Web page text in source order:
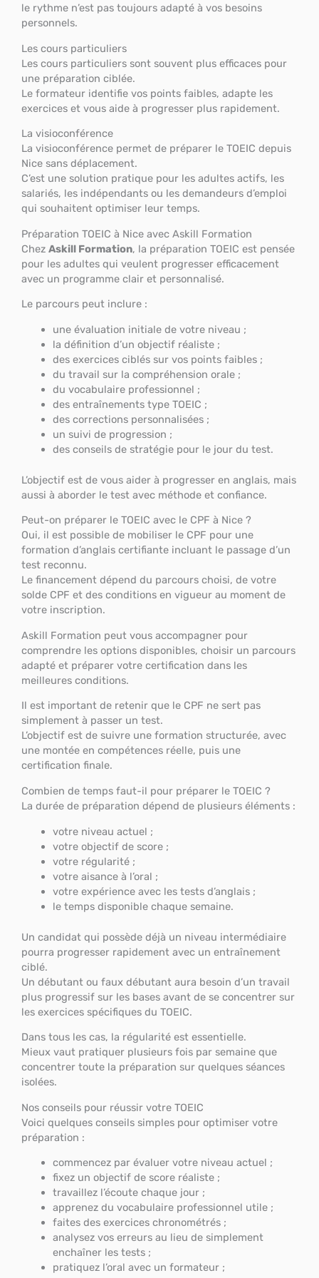
le rythme n’est pas toujours adapté à vos besoins
personnels.
Les cours particuliers
Les cours particuliers sont souvent plus efficaces pour
une préparation ciblée.
Le formateur identifie vos points faibles, adapte les
exercices et vous aide à progresser plus rapidement.
La visioconférence
La visioconférence permet de préparer le TOEIC depuis
Nice sans déplacement.
C’est une solution pratique pour les adultes actifs, les
salariés, les indépendants ou les demandeurs d’emploi
qui souhaitent optimiser leur temps.
Préparation TOEIC à Nice avec Askill Formation
Chez Askill Formation, la préparation TOEIC est pensée
pour les adultes qui veulent progresser efficacement
avec un programme clair et personnalisé.
Le parcours peut inclure :
une évaluation initiale de votre niveau ;
la définition d’un objectif réaliste ;
des exercices ciblés sur vos points faibles ;
du travail sur la compréhension orale ;
du vocabulaire professionnel ;
des entraînements type TOEIC ;
des corrections personnalisées ;
un suivi de progression ;
des conseils de stratégie pour le jour du test.
L’objectif est de vous aider à progresser en anglais, mais
aussi à aborder le test avec méthode et confiance.
Peut-on préparer le TOEIC avec le CPF à Nice ?
Oui, il est possible de mobiliser le CPF pour une
formation d’anglais certifiante incluant le passage d’un
test reconnu.
Le financement dépend du parcours choisi, de votre
solde CPF et des conditions en vigueur au moment de
votre inscription.
Askill Formation peut vous accompagner pour
comprendre les options disponibles, choisir un parcours
adapté et préparer votre certification dans les
meilleures conditions.
Il est important de retenir que le CPF ne sert pas
simplement à passer un test.
L’objectif est de suivre une formation structurée, avec
une montée en compétences réelle, puis une
certification finale.
Combien de temps faut-il pour préparer le TOEIC ?
La durée de préparation dépend de plusieurs éléments :
votre niveau actuel ;
votre objectif de score ;
votre régularité ;
votre aisance à l’oral ;
votre expérience avec les tests d’anglais ;
le temps disponible chaque semaine.
Un candidat qui possède déjà un niveau intermédiaire
pourra progresser rapidement avec un entraînement
ciblé.
Un débutant ou faux débutant aura besoin d’un travail
plus progressif sur les bases avant de se concentrer sur
les exercices spécifiques du TOEIC.
Dans tous les cas, la régularité est essentielle.
Mieux vaut pratiquer plusieurs fois par semaine que
concentrer toute la préparation sur quelques séances
isolées.
Nos conseils pour réussir votre TOEIC
Voici quelques conseils simples pour optimiser votre
préparation :
commencez par évaluer votre niveau actuel ;
fixez un objectif de score réaliste ;
travaillez l’écoute chaque jour ;
apprenez du vocabulaire professionnel utile ;
faites des exercices chronométrés ;
analysez vos erreurs au lieu de simplement
enchaîner les tests ;
pratiquez l’oral avec un formateur ;